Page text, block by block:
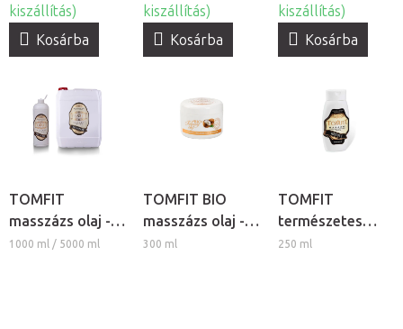
kiszállítás)
Kosárba
kiszállítás)
Kosárba
kiszállítás)
Kosárba
TOMFIT
masszázs olaj -
levendula
1000 ml / 5000 ml
TOMFIT BIO
masszázs olaj -
kókusz
300 ml
TOMFIT
természetes
növényi
250 ml